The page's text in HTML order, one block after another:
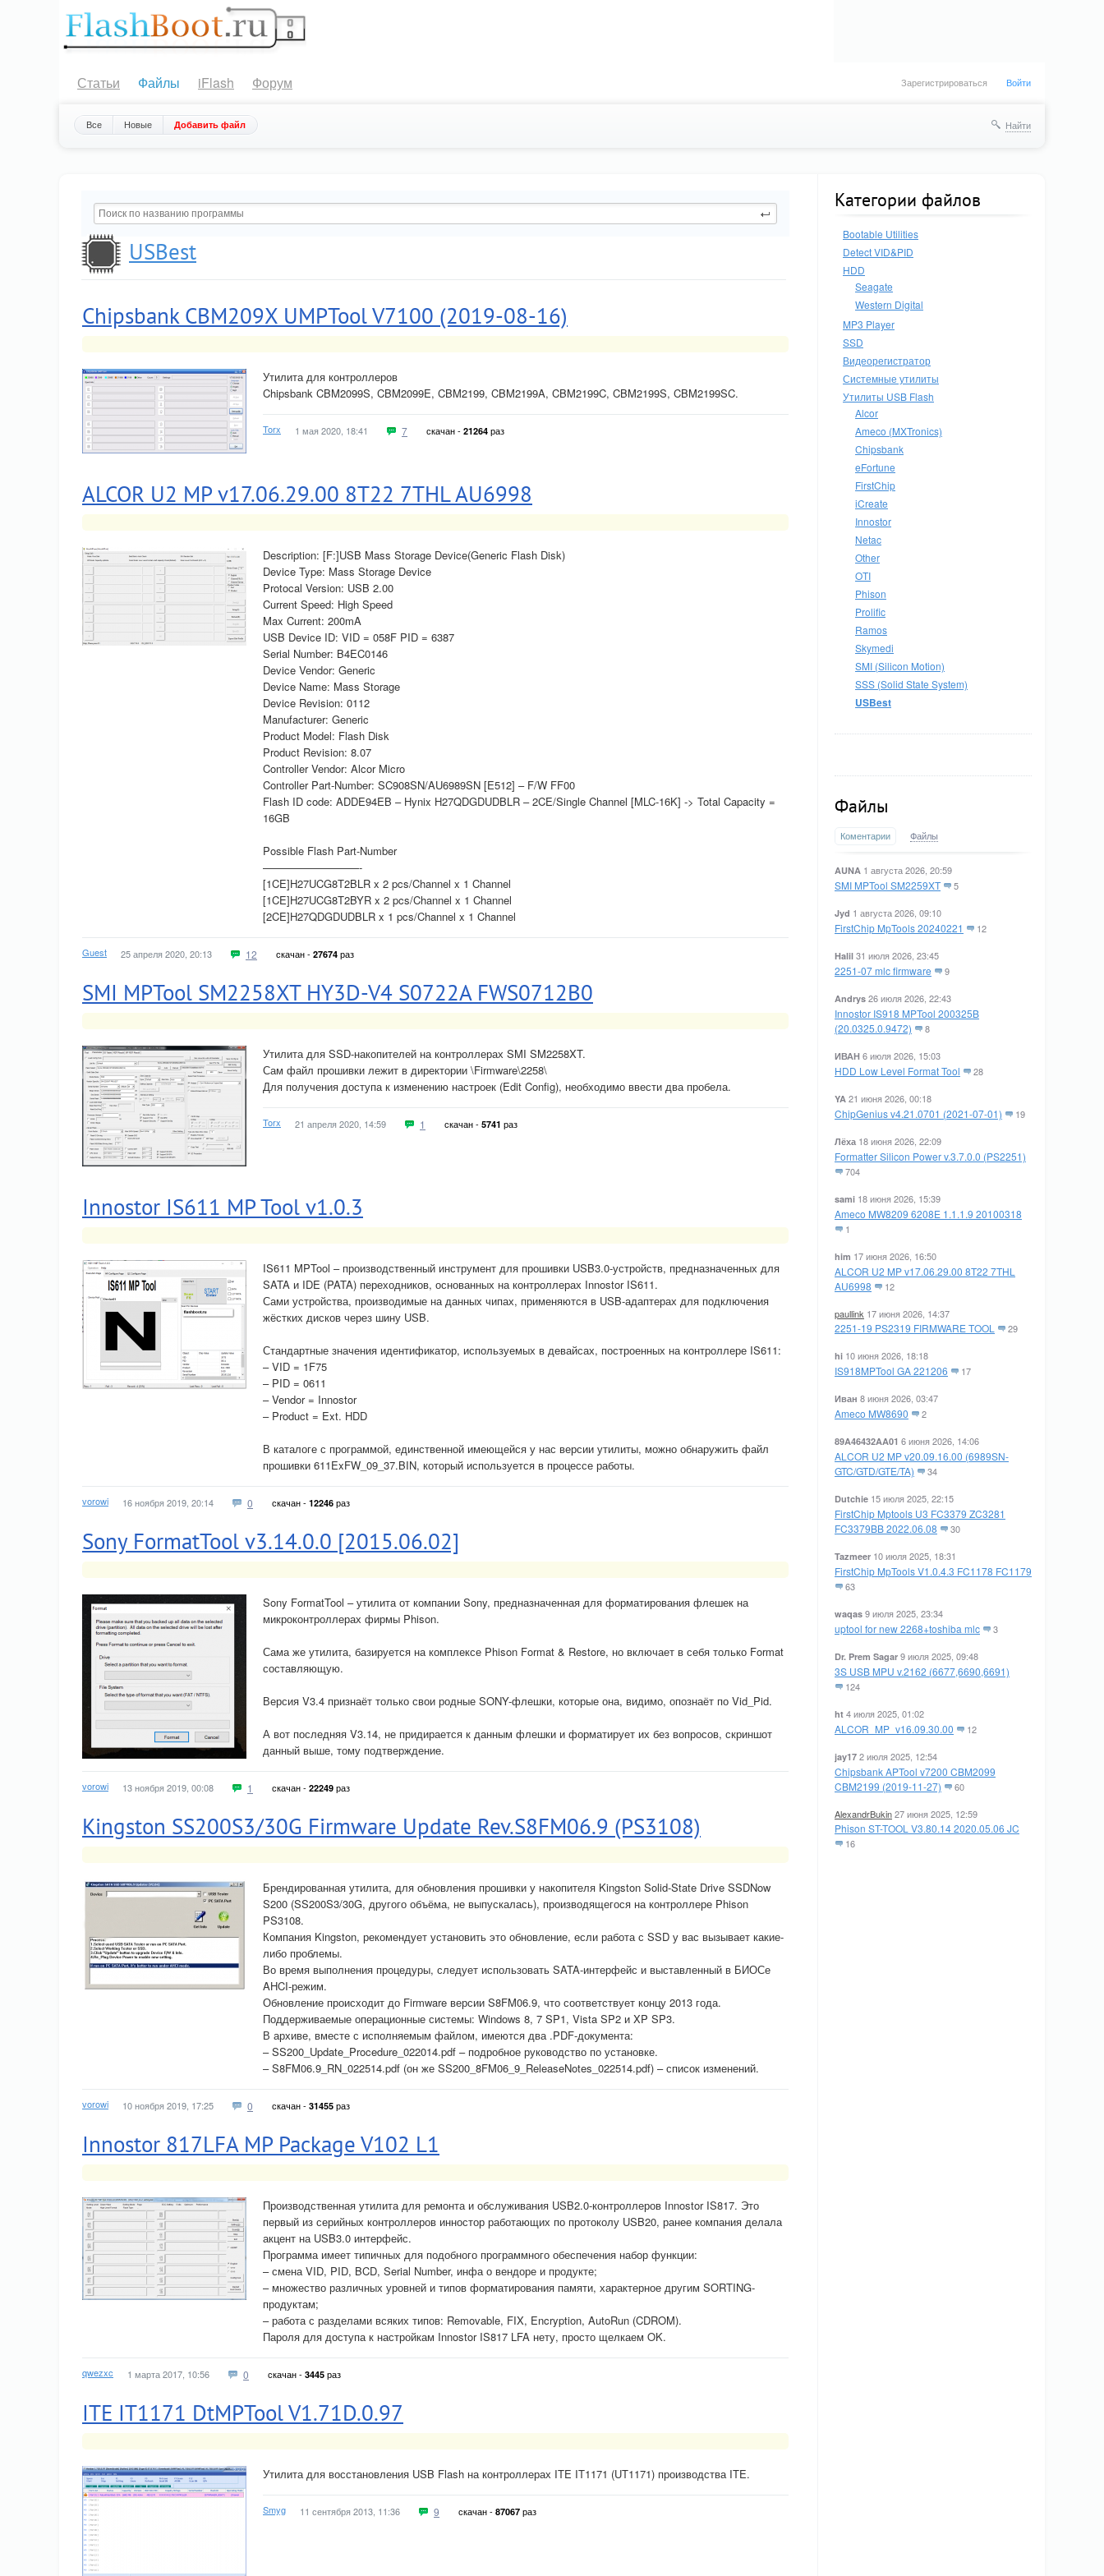
Статьи Файлы iFlash Форум Зарегистрироваться Войти
Все Новые Добавить файл Найти
Категории файлов
Bootable Utilities
Detect VID&PID
HDD
Seagate
Western Digital
MP3 Player
SSD
Видеорегистратор
Системные утилиты
Утилиты USB Flash
Alcor
Ameco (MXTronics)
Chipsbank
eFortune
FirstChip
iCreate
Innostor
Netac
Other
OTI
Phison
Prolific
Ramos
Skymedi
SMI (Silicon Motion)
SSS (Solid State System)
USBest
Файлы
Коментарии Файлы
AUNA 1 августа 2026, 20:59
SMI MPTool SM2259XT 5
Jyd 1 августа 2026, 09:10
FirstChip MpTools 20240221 12
Halil 31 июля 2026, 23:45
2251-07 mlc firmware 9
Andrys 26 июля 2026, 22:43
Innostor IS918 MPTool 200325B
(20.0325.0.9472)
8
ИВАН 6 июля 2026, 15:03
HDD Low Level Format Tool 28
YA 21 июня 2026, 00:18
ChipGenius v4.21.0701 (2021-07-01) 19
Лёха 18 июня 2026, 22:09
Formatter Silicon Power v.3.7.0.0 (PS2251)
704
sami 18 июня 2026, 15:39
Ameco MW8209 6208E 1.1.1.9 20100318
1
him 17 июня 2026, 16:50
ALCOR U2 MP v17.06.29.00 8T22 7THL
AU6998
12
paullink 17 июня 2026, 14:37
2251-19 PS2319 FIRMWARE TOOL 29
hi 10 июня 2026, 18:18
IS918MPTool GA 221206 17
Иван 8 июня 2026, 03:47
Ameco MW8690 2
89A46432AA01 6 июня 2026, 14:06
ALCOR U2 MP v20.09.16.00 (6989SN-
GTC/GTD/GTE/TA)
34
Dutchie 15 июля 2025, 22:15
FirstChip Mptools U3 FC3379 ZC3281
FC3379BB 2022.06.08
30
Tazmeer 10 июля 2025, 18:31
FirstChip MpTools V1.0.4.3 FC1178 FC1179
63
waqas 9 июля 2025, 23:34
uptool for new 2268+toshiba mlc 3
Dr. Prem Sagar 9 июля 2025, 09:48
3S USB MPU v.2162 (6677,6690,6691)
124
ht 4 июля 2025, 01:02
ALCOR_MP_v16.09.30.00 12
jay17 2 июля 2025, 12:54
Chipsbank APTool v7200 CBM2099
CBM2199 (2019-11-27)
60
AlexandrBukin27 июня 2025, 12:59
Phison ST-TOOL V3.80.14 2020.05.06 JC
16
USBest
Chipsbank CBM209X UMPTool V7100 (2019-08-16)
Утилита для контроллеров
Chipsbank CBM2099S, CBM2099E, CBM2199, CBM2199A, CBM2199C, CBM2199S, CBM2199SC.
Torx 1 мая 2020, 18:41 7 скачан - 21264 раз
ALCOR U2 MP v17.06.29.00 8T22 7THL AU6998
Description: [F:]USB Mass Storage Device(Generic Flash Disk)
Device Type: Mass Storage Device
Protocal Version: USB 2.00
Current Speed: High Speed
Max Current: 200mA
USB Device ID: VID = 058F PID = 6387
Serial Number: B4EC0146
Device Vendor: Generic
Device Name: Mass Storage
Device Revision: 0112
Manufacturer: Generic
Product Model: Flash Disk
Product Revision: 8.07
Controller Vendor: Alcor Micro
Controller Part-Number: SC908SN/AU6989SN [E512] – F/W FF00
Flash ID code: ADDE94EB – Hynix H27QDGDUDBLR – 2CE/Single Channel [MLC-16K] -> Total Capacity =
16GB
Possible Flash Part-Number
—————————-
[1CE]H27UCG8T2BLR x 2 pcs/Channel x 1 Channel
[1CE]H27UCG8T2BYR x 2 pcs/Channel x 1 Channel
[2CE]H27QDGDUDBLR x 1 pcs/Channel x 1 Channel
Guest 25 апреля 2020, 20:13 12 скачан - 27674 раз
SMI MPTool SM2258XT HY3D-V4 S0722A FWS0712B0
Утилита для SSD-накопителей на контроллерах SMI SM2258XT.
Сам файл прошивки лежит в директории \Firmware\2258\
Для получения доступа к изменению настроек (Edit Config), необходимо ввести два пробела.
Torx 21 апреля 2020, 14:59 1 скачан - 5741 раз
Innostor IS611 MP Tool v1.0.3
IS611 MPTool – производственный инструмент для прошивки USB3.0-устройств, предназначенных для
SATA и IDE (PATA) переходников, основанных на контроллерах Innostor IS611.
Сами устройства, производимые на данных чипах, применяются в USB-адаптерах для подключения
жёстких дисков через шину USB.
Стандартные значения идентификатор, используемых в девайсах, построенных на контроллере IS611:
– VID = 1F75
– PID = 0611
– Vendor = Innostor
– Product = Ext. HDD
В каталоге с программой, единственной имеющейся у нас версии утилиты, можно обнаружить файл
прошивки 611ExFW_09_37.BIN, который используется в процессе работы.
vorowi 16 ноября 2019, 20:14 0 скачан - 12246 раз
Sony FormatTool v3.14.0.0 [2015.06.02]
Sony FormatTool – утилита от компании Sony, предназначенная для форматирования флешек на
микроконтроллерах фирмы Phison.
Сама же утилита, базируется на комплексе Phison Format & Restore, но включает в себя только Format
составляющую.
Версия V3.4 признаёт только свои родные SONY-флешки, которые она, видимо, опознаёт по Vid_Pid.
А вот последняя V3.14, не придирается к данным флешки и форматирует их без вопросов, скриншот
данный выше, тому подтверждение.
vorowi 13 ноября 2019, 00:08 1 скачан - 22249 раз
Kingston SS200S3/30G Firmware Update Rev.S8FM06.9 (PS3108)
Брендированная утилита, для обновления прошивки у накопителя Kingston Solid-State Drive SSDNow
S200 (SS200S3/30G, другого объёма, не выпускалась), производящегося на контроллере Phison
PS3108.
Компания Kingston, рекомендует установить это обновление, если работа с SSD у вас вызывает какие-
либо проблемы.
Во время выполнения процедуры, следует использовать SATA-интерфейс и выставленный в БИОСе
AHCI-режим.
Обновление происходит до Firmware версии S8FM06.9, что соответствует концу 2013 года.
Поддерживаемые операционные системы: Windows 8, 7 SP1, Vista SP2 и XP SP3.
В архиве, вместе с исполняемым файлом, имеются два .PDF-документа:
– SS200_Update_Procedure_022014.pdf – подробное руководство по установке.
– S8FM06.9_RN_022514.pdf (он же SS200_8FM06_9_ReleaseNotes_022514.pdf) – список изменений.
vorowi 10 ноября 2019, 17:25 0 скачан - 31455 раз
Innostor 817LFA MP Package V102 L1
Производственная утилита для ремонта и обслуживания USB2.0-контроллеров Innostor IS817. Это
первый из серийных контроллеров инностор работающих по протоколу USB20, ранее компания делала
акцент на USB3.0 интерфейс.
Программа имеет типичных для подобного программного обеспечения набор функции:
– смена VID, PID, BCD, Serial Number, инфа о вендоре и продукте;
– множество различных уровней и типов форматирования памяти, характерное другим SORTING-
продуктам;
– работа с разделами всяких типов: Removable, FIX, Encryption, AutoRun (CDROM).
Пароля для доступа к настройкам Innostor IS817 LFA нету, просто щелкаем OK.
qwezxc 1 марта 2017, 10:56 0 скачан - 3445 раз
ITE IT1171 DtMPTool V1.71D.0.97
Утилита для восстановления USB Flash на контроллерах ITE IT1171 (UT1171) производства ITE.
Smyg 11 сентября 2013, 11:36 9 скачан - 87067 раз